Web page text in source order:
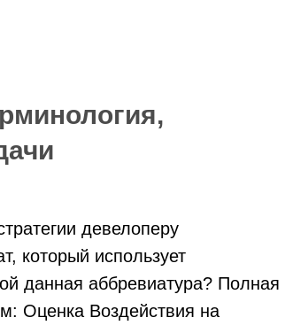
девелоперу
который использует
данная аббревиатура? Полная
Оценка Воздействия на